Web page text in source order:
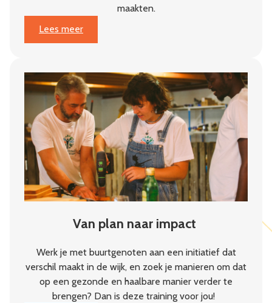
maakten.
Lees meer
:
Jaarbericht
Weerbaarheid
begint
in
de
buurt
Van plan naar impact
Werk je met buurtgenoten aan een initiatief dat
verschil maakt in de wijk, en zoek je manieren om dat
op een gezonde en haalbare manier verder te
brengen? Dan is deze training voor jou!